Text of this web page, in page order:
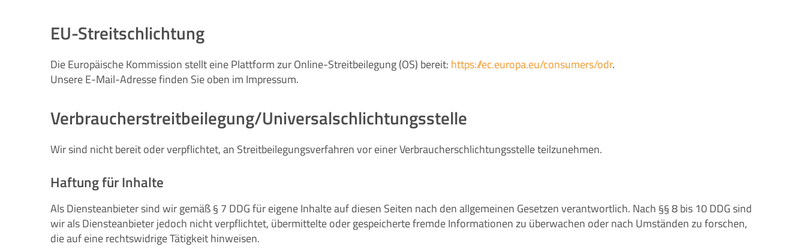
EU-Streitschlichtung
Die Europäische Kommission stellt eine Plattform zur Online-Streitbeilegung (OS) bereit: https://ec.europa.eu/consumers/odr.
Unsere E-Mail-Adresse finden Sie oben im Impressum.
Verbraucher­streit­beilegung/Universal­schlichtungs­stelle
Wir sind nicht bereit oder verpflichtet, an Streitbeilegungsverfahren vor einer Verbraucherschlichtungsstelle teilzunehmen.
Haftung für Inhalte
Als Diensteanbieter sind wir gemäß § 7 DDG für eigene Inhalte auf diesen Seiten nach den allgemeinen Gesetzen verantwortlich. Nach §§ 8 bis 10 DDG sind
wir als Diensteanbieter jedoch nicht verpflichtet, übermittelte oder gespeicherte fremde Informationen zu überwachen oder nach Umständen zu forschen,
die auf eine rechtswidrige Tätigkeit hinweisen.